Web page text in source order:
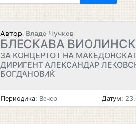
Автор: Владо Чучков
БЛЕСКАВА
ЗА КОНЦЕРТОТ НА
ДИРИГЕНТ АЛЕКСАНДАР
БОГДАНОВИЌ
Периодика: Вечер Датум: